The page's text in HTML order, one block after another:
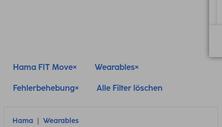
Hama FIT Move Wearables
Fehlerbehebung Alle Filter löschen
Hama Wearables